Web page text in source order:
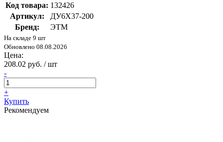
Код товара: 132426
Артикул:
ДУ6Х37-200
Бренд:
ЭТМ
На складе 9 шт
Обновлено 08.08.2026
Цена:
208.02 руб. / шт
-
+
Купить
Рекомендуем